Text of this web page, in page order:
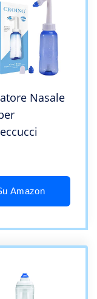
Nasale
Amazon